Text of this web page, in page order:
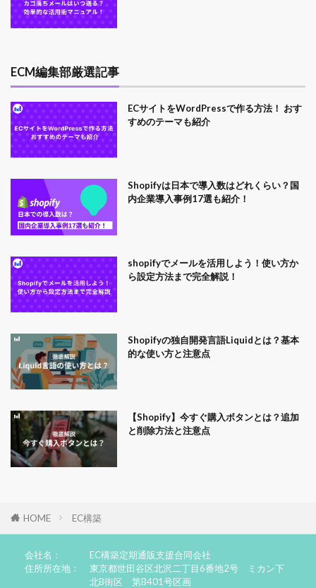
ECM編集部厳選記事
ECサイトをWordPressで作る方法！ おす
すめのテーマも紹介
Shopifyは日本で導入数はどれくらい？国
内企業導入事例17選も紹介！
shopifyでメールを活用しよう！使い方か
ら設定方法まで完全解説！
Shopifyの独自開発言語Liquidとは？基本
的な使い方と注意点
【Shopify】今すぐ購入ボタンとは？追加
と削除方法と注意点
HOME EC構築
会社名：
EC構築定期通販支援合同会社
住所所在地：
東京都世田谷区北沢二丁目6番地2号 ミカン下
北B街区 第B401号区画